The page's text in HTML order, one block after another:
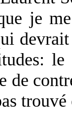
je
de
trouvé